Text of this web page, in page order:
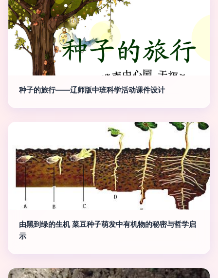
种子的旅行——辽师版中班科学活动课件设计
由黑到绿的生机 菜豆种子萌发中有机物的秘密与哲学启
示